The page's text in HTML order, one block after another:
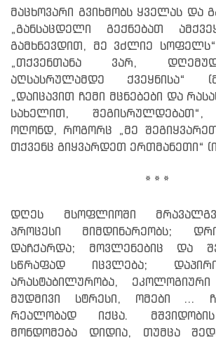
მაცხოვარი გვიხმობს ყველას და
„განსაცდელი გექნებათ
გამხნევდით, მე ვძლიე
„თქვენთანა ვარ,
აღსასრულამდე ქვეყნისა“
„დაიცავით ჩემი მცნებები და
სახელით, შეგისრულდებათ“,
ოღონდ, როგორც „მე
თქვენც გიყვარდეთ ერთმანეთი“
* * *
დღეს მსოფლიოში
პროცესი მიმდინარეობს;
დაჩქარდა; მოვლენებიც და
სწრაფად იცვლება;
არასტაბილურობა,
მუდმივი სტრესი, ომები ...
რეალობად იქცა.
მონდომება დიდია, თუმცა